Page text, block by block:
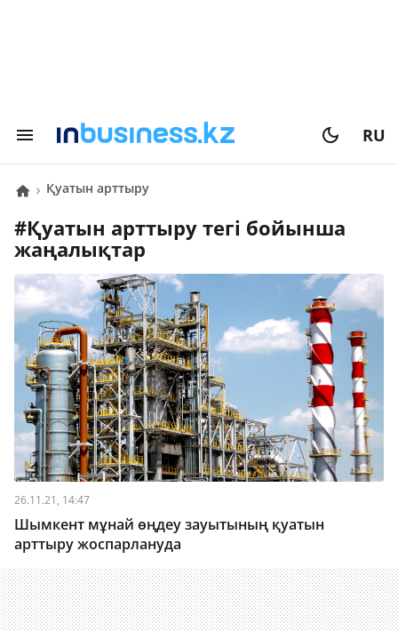
RU
қуатын арттыру
# қуатын арттыру тегі бойынша
жаңалықтар
26.11.21, 14:47
Шымкент мұнай өңдеу зауытының қуатын
арттыру жоспарлануда